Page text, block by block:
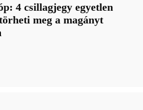
4 csillagjegy egyetlen
meg a magányt